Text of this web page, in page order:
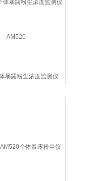
暴露粉尘浓度监测仪